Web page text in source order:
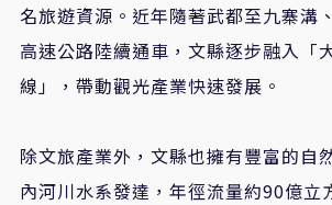
名旅遊資源。近年隨著武都至九寨溝
高速公路陸續通車，文縣逐步融入「
線」，帶動觀光產業快速發展。
除文旅產業外，文縣也擁有豐富的自
內河川水系發達，年徑流量約90億立